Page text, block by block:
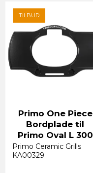
TILBUD
Primo One Piece
Bordplade til
Primo Oval L 300
Primo Ceramic Grills
KA00329